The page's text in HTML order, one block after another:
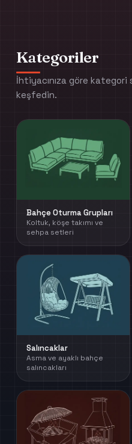
Kategoriler
İhtiyacınıza göre kategori
keşfedin.
Bahçe Oturma Grupları
Koltuk, köşe takımı ve
sehpa setleri
Salıncaklar
Asma ve ayaklı bahçe
salıncakları